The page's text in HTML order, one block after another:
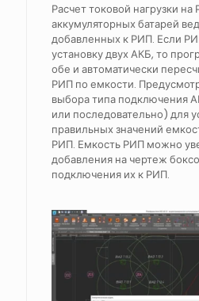
Расчет токовой нагрузки
аккумуляторных батарей
добавленных к РИП. Если
установку двух АКБ, то
обе и автоматически
РИП по емкости.
выбора типа подключения
или последовательно) для
правильных значений
РИП. Емкость РИП можно
добавления на чертеж
подключения их к РИП.